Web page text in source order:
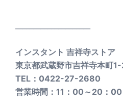
インスタント 吉祥寺ストア
東京都武蔵野市吉祥寺本町
TEL：0422-27-2680
営業時間：11：00～20：00